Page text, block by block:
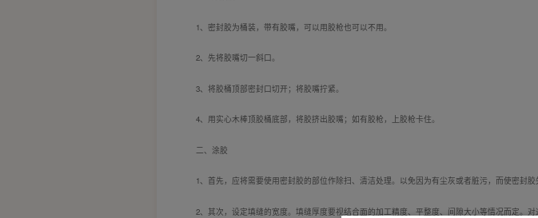
1、 密封胶为桶装，带有胶嘴，可以用胶枪也可以不用。
2、 先将胶嘴切一斜口。
3、 将胶桶顶部密封口切开；将胶嘴拧紧。
4、 用实心木棒顶胶桶底部，将胶挤出胶嘴；如有胶枪，上胶枪卡住。
二、涂胶
1、 首先，应将需要使用密封胶的部位作除扫、清洁处理。以免因为有尘灰或者脏污，而使密封胶
2、 其次，设定填缝的宽度。填缝厚度要视结合面的加工精度、平整度、间隙大小等情况而定。